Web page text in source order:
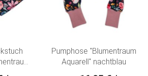
Pumphose "Blumentraum
Aquarell" nachtblau